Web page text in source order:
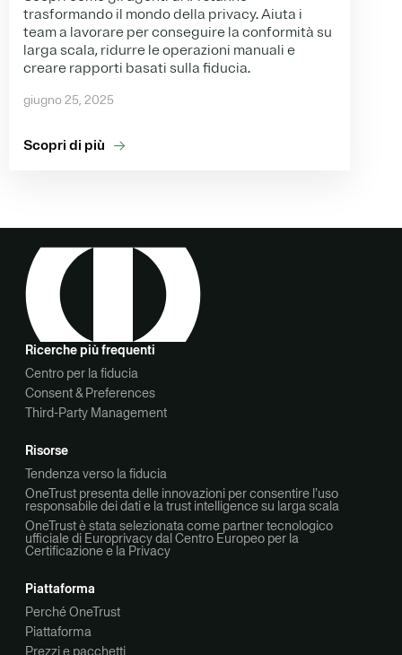
trasformando il mondo della privacy. Aiuta i
team a lavorare per conseguire la conformità su
larga scala, ridurre le operazioni manuali e
creare rapporti basati sulla fiducia.
giugno 25, 2025
Scopri di più
Ricerche più frequenti
Centro per la fiducia
Consent & Preferences
Third-Party Management
Risorse
Tendenza verso la fiducia
OneTrust presenta delle innovazioni per consentire l’uso
responsabile dei dati e la trust intelligence su larga scala
OneTrust è stata selezionata come partner tecnologico
ufficiale di Europrivacy dal Centro Europeo per la
Certificazione e la Privacy
Piattaforma
Perché OneTrust
Piattaforma
Prezzi e pacchetti